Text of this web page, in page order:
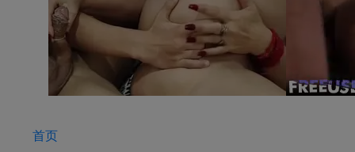
首页